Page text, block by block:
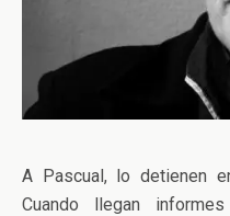
A Pascual, lo detienen
Cuando llegan